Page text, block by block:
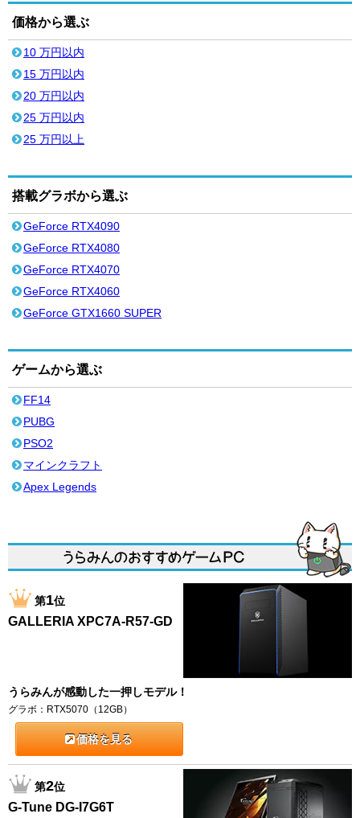
価格から選ぶ
10 万円以内
15 万円以内
20 万円以内
25 万円以内
25 万円以上
搭載グラボから選ぶ
GeForce RTX4090
GeForce RTX4080
GeForce RTX4070
GeForce RTX4060
GeForce GTX1660 SUPER
ゲームから選ぶ
FF14
PUBG
PSO2
マインクラフト
Apex Legends
第1位
GALLERIA XPC7A-R57-GD
うらみんが感動した一押しモデル！
グラボ：RTX5070（12GB）
価格を見る
第2位
G-Tune DG-I7G6T